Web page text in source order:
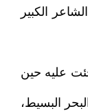
الكبير
عليه حين
قد كتب قصيدةً فيه بعنوان "وادي العرائش" في العام 1934 وتتألف من 30 بيتًا من البحر البسيط،